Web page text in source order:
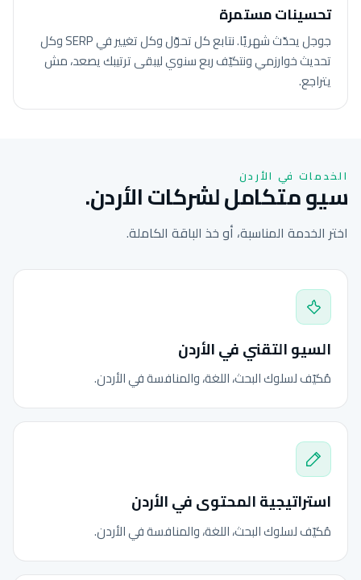
تحسينات مستمرة
جوجل يحدّث شهريًا. نتابع كل تحوّل وكل تغيير في SERP وكل
تحديث خوارزمي ونتكيّف ربع سنوي ليبقى ترتيبك يصعد، مش
يتراجع.
الخدمات في الأردن
سيو متكامل لشركات الأردن.
اختر الخدمة المناسبة، أو خذ الباقة الكاملة.
السيو التقني في الأردن
مُكيّف لسلوك البحث، اللغة، والمنافسة في الأردن.
استراتيجية المحتوى في الأردن
مُكيّف لسلوك البحث، اللغة، والمنافسة في الأردن.